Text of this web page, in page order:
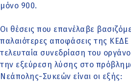
μόνο 900.
Οι θέσεις που επανέλαβε
παλαιότερες αποφάσεις της ΚΕΔΕ
τελευταία συνεδρίαση του
την εξεύρεση λύσης στο
Νεάπολης-Συκεών είναι οι εξής: